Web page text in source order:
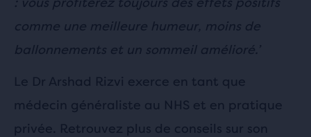
comme une meilleure humeur, moins de
ballonnements et un sommeil amélioré.’
Le Dr Arshad Rizvi exerce en tant que
médecin généraliste au NHS et en pratique
privée. Retrouvez plus de conseils sur son